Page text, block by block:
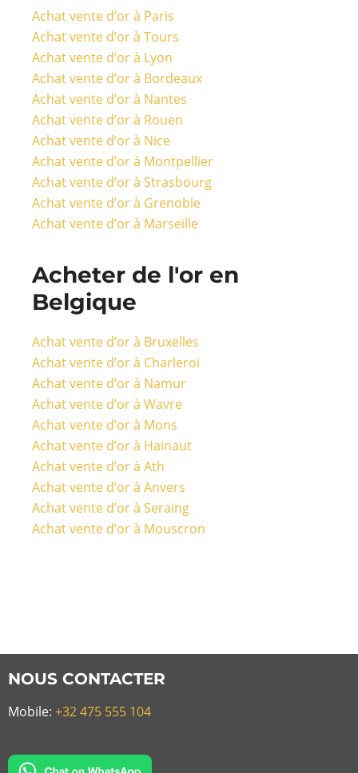
Achat vente d’or à Paris
Achat vente d’or à Tours
Achat vente d’or à Lyon
Achat vente d’or à Bordeaux
Achat vente d’or à Nantes
Achat vente d’or à Rouen
Achat vente d’or à Nice
Achat vente d’or à Montpellier
Achat vente d’or à Strasbourg
Achat vente d’or à Grenoble
Achat vente d’or à Marseille
Acheter de l'or en
Belgique
Achat vente d’or à Bruxelles
Achat vente d’or à Charleroi
Achat vente d’or à Namur
Achat vente d’or à Wavre
Achat vente d’or à Mons
Achat vente d’or à Hainaut
Achat vente d’or à Ath
Achat vente d’or à Anvers
Achat vente d’or à Seraing
Achat vente d’or à Mouscron
NOUS CONTACTER
Mobile: +32 475 555 104